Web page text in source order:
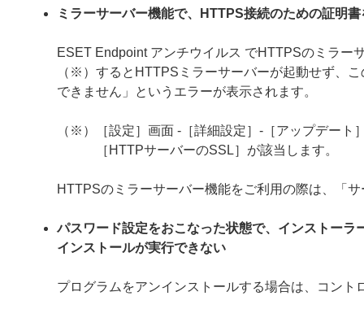
ミラーサーバー機能で、HTTPS接続のための証明
ESET Endpoint アンチウイルス でHTTPSのミラー
（※）するとHTTPSミラーサーバーが起動せず、
できません」というエラーが表示されます。
（※）［設定］画面 -［詳細設定］-［アップデー
［HTTPサーバーのSSL］が該当します。
HTTPSのミラーサーバー機能をご利用の際は、「
パスワード設定をおこなった状態で、インストー
インストールが実行できない
プログラムをアンインストールする場合は、コン